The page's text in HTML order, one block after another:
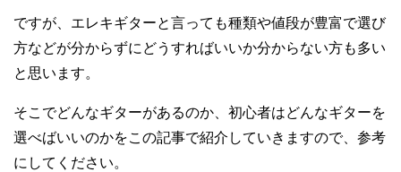
ですが、エレキギターと言っても種類や値段が豊富で選び
方などが分からずにどうすればいいか分からない方も多い
と思います。
そこでどんなギターがあるのか、初心者はどんなギターを
選べばいいのかをこの記事で紹介していきますので、参考
にしてください。